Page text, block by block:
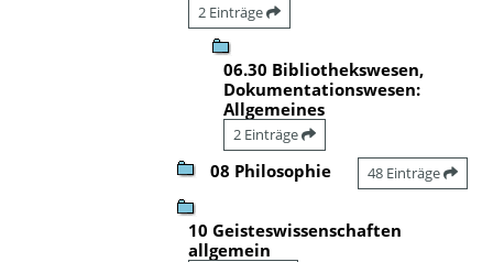
2 Einträge
06.30 Bibliothekswesen,
Dokumentationswesen:
Allgemeines
2 Einträge
08 Philosophie 48 Einträge
10 Geisteswissenschaften
allgemein